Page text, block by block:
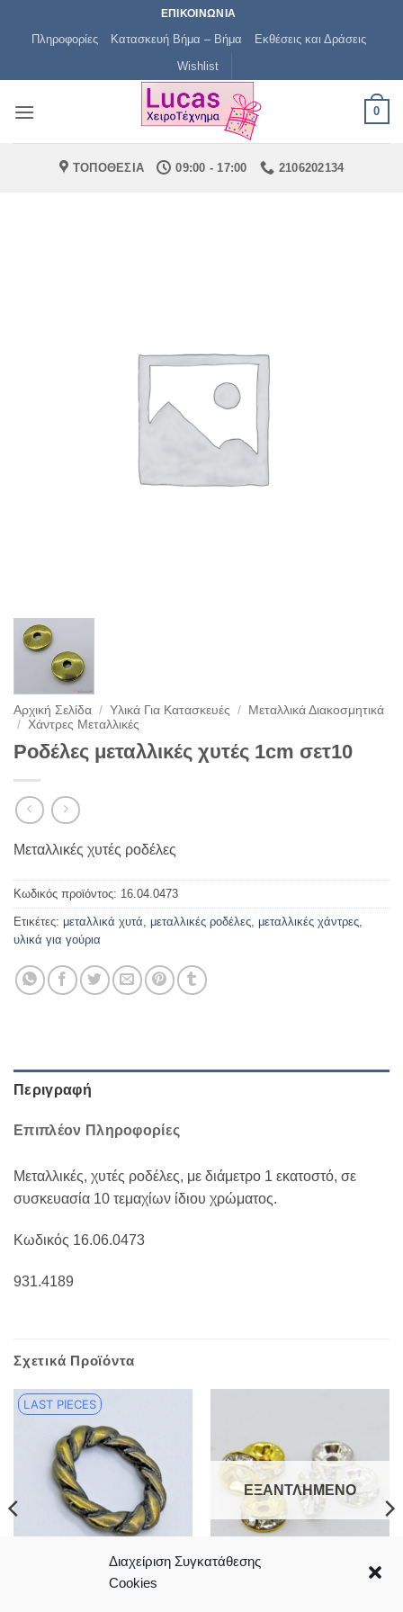
Διαχείριση Συγκατάθεσης
Cookies
ΕΠΙΚΟΙΝΩΝΙΑ
Πληροφορίες Κατασκευή Βήμα – Βήμα
Εκθέσεις και Δράσεις
Wishlist
0
ΤΟΠΟΘΕΣΙΑ 09:00 - 17:00 2106202134
Αρχική Σελίδα / Υλικά Για Κατασκευές /
Μεταλλικά Διακοσμητικά
/ Χάντρες Μεταλλικές
Ροδέλες μεταλλικές χυτές 1cm σετ10
Μεταλλικές χυτές ροδέλες
Κωδικός προϊόντος: 16.04.0473
Ετικέτες: μεταλλικά χυτά, μεταλλικές ροδέλες, μεταλλικές χάντρες,
υλικά για γούρια
Περιγραφή
Επιπλέον Πληροφορίες
Μεταλλικές, χυτές ροδέλες, με διάμετρο 1 εκατοστό, σε
συσκευασία 10 τεμαχίων ίδιου χρώματος.
Κωδικός 16.06.0473
931.4189
Σχετικά Προϊόντα
LAST PIECES
Πλεχτός μεταλλικός κρίκος
ΕΞΑΝΤΛΗΜΈΝΟ